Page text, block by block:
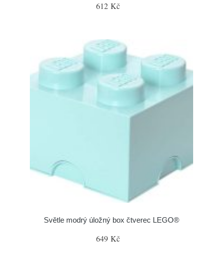
612 Kč
Světle modrý úložný box čtverec LEGO®
649 Kč